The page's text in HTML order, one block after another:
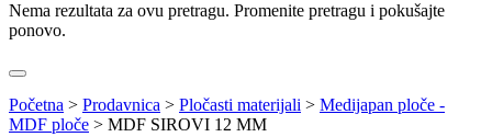
Nema rezultata za ovu pretragu. Promenite pretragu i pokušajte
ponovo.
Početna > Prodavnica > Pločasti materijali > Medijapan ploče -
MDF ploče > MDF SIROVI 12 MM